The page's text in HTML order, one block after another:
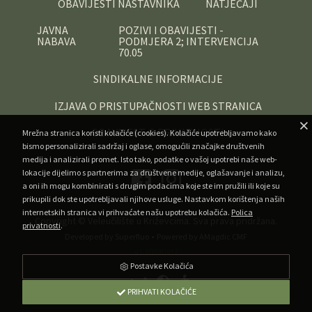
OBAVIJESTI NASTAVNIKA
NATJEČAJI
JAVNA
NABAVA
POZIVI I OBAVIJESTI -
PODMJERA 2; INTERVENCIJA
70.05
SINDIKALNE INFORMACIJE
IZJAVA O PRISTUPAČNOSTI WEB STRANICA
OBAVIJEST O PRIVATNOSTI
Copyright ©
v1.20240912
A A A
Mrežna stranica koristi kolačiće (cookies). Kolačiće upotrebljavamo kako
bismo personalizirali sadržaj i oglase, omogućili značajke društvenih
medija i analizirali promet. Isto tako, podatke o vašoj upotrebi naše web-
lokacije dijelimo s partnerima za društvene medije, oglašavanje i analizu,
a oni ih mogu kombinirati s drugim podacima koje ste im pružili ili koje su
prikupili dok ste upotrebljavali njihove usluge. Nastavkom korištenja naših
internetskih stranica vi prihvaćate našu upotrebu kolačića. Polica
privatnosti.
Postavke Kolačića
PRIHVATI KOLAČIĆE